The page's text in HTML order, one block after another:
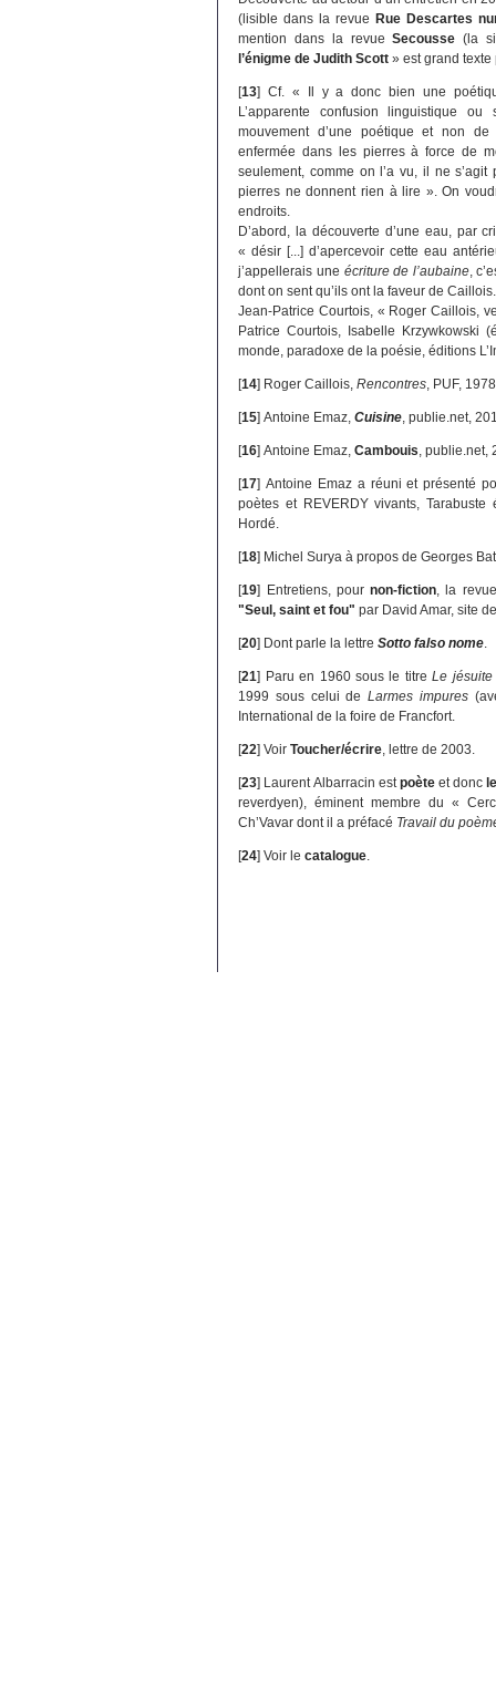
(lisible dans la revue Rue Descartes
mention dans la revueSecousse (la
l’énigme de Judith Scott » est grand
[13]Cf. « Il y a donc bien une
L’apparente confusion linguistique
mouvement d’une poétique et non
enfermée dans les pierres à force de
seulement, comme on l’a vu, il ne
pierres ne donnent rien à lire ». On
endroits.
D’abord, la découverte d’une eau, par
« désir [...] d’apercevoir cette eau
j’appellerais une écriture de l’aubaine,
dont on sent qu’ils ont la faveur de
Jean-Patrice Courtois, « Roger Caillois,
Patrice Courtois, Isabelle Krzywkowski
monde, paradoxe de la poésie, éditions
[14] Roger Caillois,Rencontres, PUF,
[15]Antoine Emaz,Cuisine, publie.net,
[16]Antoine Emaz,Cambouis, publie.net,
[17]Antoine Emaz a réuni et présenté
poètes et REVERDY vivants,
Hordé.
[18] Michel Surya à propos de Georges
[19] Entretiens, pournon-fiction, la
"Seul, saint et fou" par David Amar, site
[20] Dont parle la lettreSotto falso nome.
[21] Paru en 1960 sous le titreLe jésuite
1999 sous celui deLarmes impures
International de la foire de Francfort.
[22]VoirToucher/écrire, lettre de 2003.
[23] Laurent Albarracin estpoèteet donc
reverdyen), éminent membre du «
Ch’Vavar dont il a préfacé Travail du
[24]Voir lecatalogue.